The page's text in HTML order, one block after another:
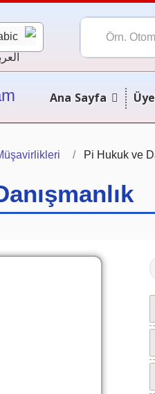
Ana Sayfa
Pi Hukuk ve